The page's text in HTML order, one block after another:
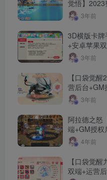
觉悟】
对接+安卓
+代理后台
3年前
3D横版卡
+安卓苹果
建教程3年前
【口袋觉
营后台+GM
3年前
阿拉德之怒
端+GM授权
教程 4年前
【口袋觉
双端+运营